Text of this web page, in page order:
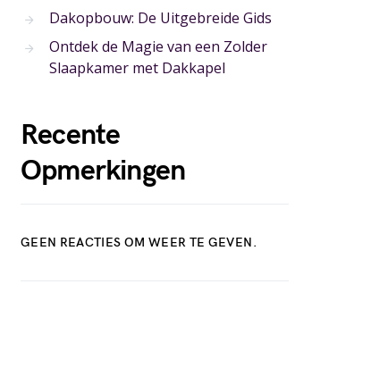
Dakopbouw: De Uitgebreide Gids
Ontdek de Magie van een Zolder
Slaapkamer met Dakkapel
Recente
Opmerkingen
GEEN REACTIES OM WEER TE GEVEN.